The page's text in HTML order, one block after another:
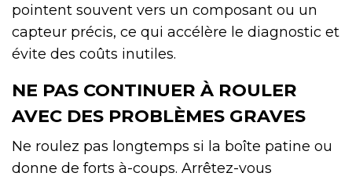
pointent souvent vers un composant ou un
capteur précis, ce qui accélère le diagnostic et
évite des coûts inutiles.
NE PAS CONTINUER À ROULER
AVEC DES PROBLÈMES GRAVES
Ne roulez pas longtemps si la boîte patine ou
donne de forts à-coups. Arrêtez-vous